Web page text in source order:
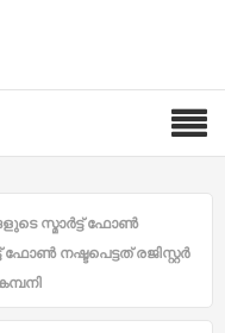
സ്മാർട്ട് ഫോൺ
ഫോൺ നഷ്ടപെട്ടത് രജിസ്റ്റർ